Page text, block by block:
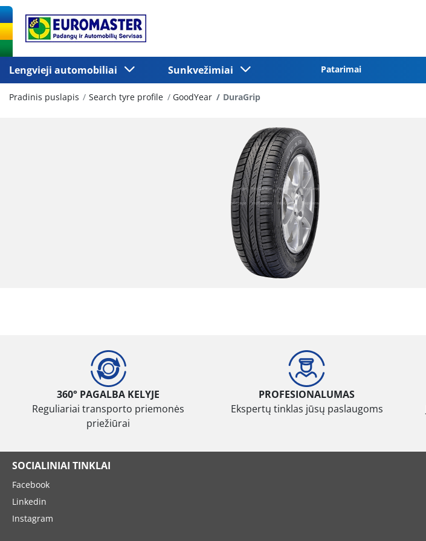
Lengvieji automobiliai Sunkvežimiai Patarimai
Pradinis puslapis Search tyre profile GoodYear DuraGrip
360° PAGALBA KELYJE
Reguliariai transporto priemonės
priežiūrai
PROFESIONALUMAS
Ekspertų tinklas jūsų paslaugoms
SOCIALINIAI TINKLAI
Facebook
Linkedin
Instagram